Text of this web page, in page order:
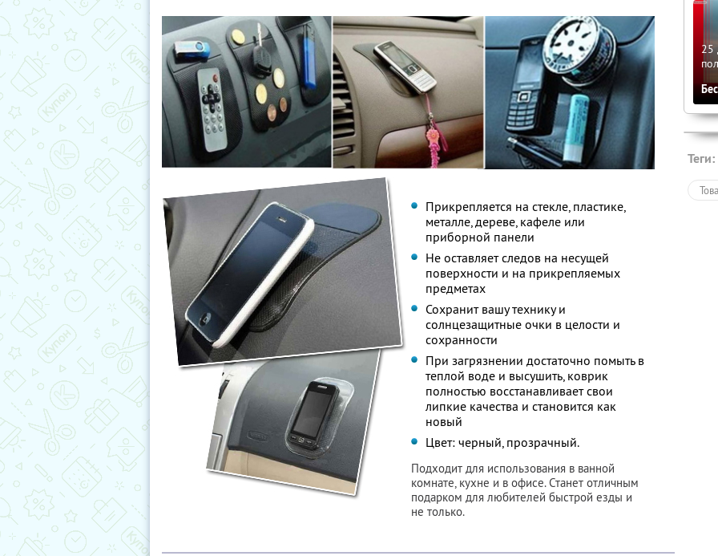
Прикрепляется на стекле, пластике,
металле, дереве, кафеле или
приборной панели
Не оставляет следов на несущей
поверхности и на прикрепляемых
предметах
Сохранит вашу технику и
солнцезащитные очки в целости и
сохранности
При загрязнении достаточно помыть в
теплой воде и высушить, коврик
полностью восстанавливает свои
липкие качества и становится как
новый
Цвет: черный, прозрачный.
Подходит для использования в ванной
комнате, кухне и в офисе. Станет отличным
подарком для любителей быстрой езды и
не только.
25
Теги: